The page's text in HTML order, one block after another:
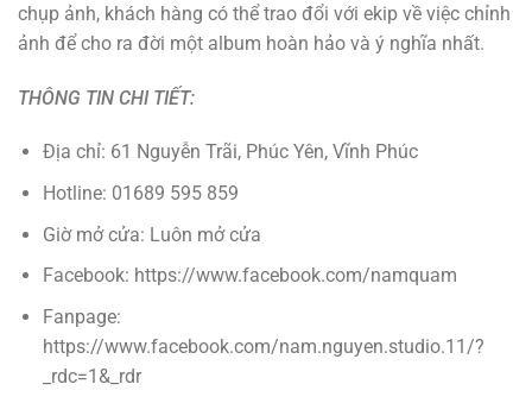
chụp ảnh, khách hàng có thể trao đổi với ekip về việc chỉnh
ảnh để cho ra đời một album hoàn hảo và ý nghĩa nhất.
THÔNG TIN CHI TIẾT:
Địa chỉ: 61 Nguyễn Trãi, Phúc Yên, Vĩnh Phúc
Hotline: 01689 595 859
Giờ mở cửa: Luôn mở cửa
Facebook: https://www.facebook.com/namquam
Fanpage:
https://www.facebook.com/nam.nguyen.studio.11/?
_rdc=1&_rdr